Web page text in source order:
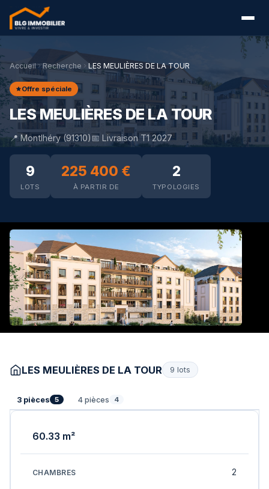
Accueil Recherche LES MEULIÈRES DE LA TOUR
Offre spéciale
LES MEULIÈRES DE LA TOUR
📍 Montlhéry (91310)📅 Livraison T1 2027
9
LOTS
225 400 €
À PARTIR DE
2
TYPOLOGIES
LES MEULIÈRES DE LA TOUR 9 lots
3 pièces 5 4 pièces 4
60.33 m²
2